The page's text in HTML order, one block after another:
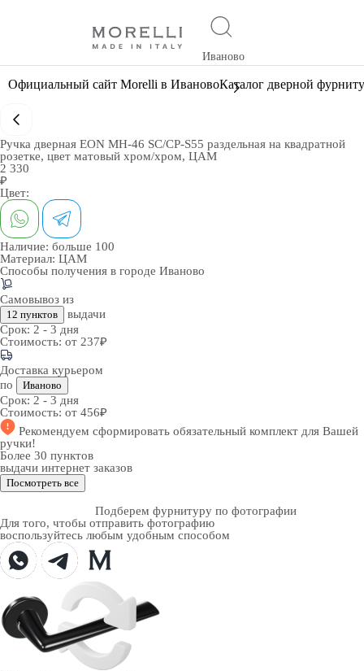
Иваново
Официальный сайт Morelli в ИвановоКаталог дверной
Ручка дверная EON MH-46 SC/CP-S55 раздельная на квадратной
розетке, цвет матовый хром/хром, ЦАМ
2 330
₽
Цвет:
Наличие: больше 100
Материал: ЦАМ
Способы получения в городе Иваново
Самовывоз из
12 пунктов
выдачи
Срок: 2 - 3 дня
Стоимость: от 237₽
Доставка курьером
по
Иваново
Срок: 2 - 3 дня
Стоимость: от 456₽
Рекомендуем сформировать обязательный комплект для Вашей
ручки!
Более 30 пунктов
выдачи интернет заказов
Посмотреть все
Подберем фурнитуру по фотографии
Для того, чтобы отправить фотографию
воспользуйтесь любым удобным способом